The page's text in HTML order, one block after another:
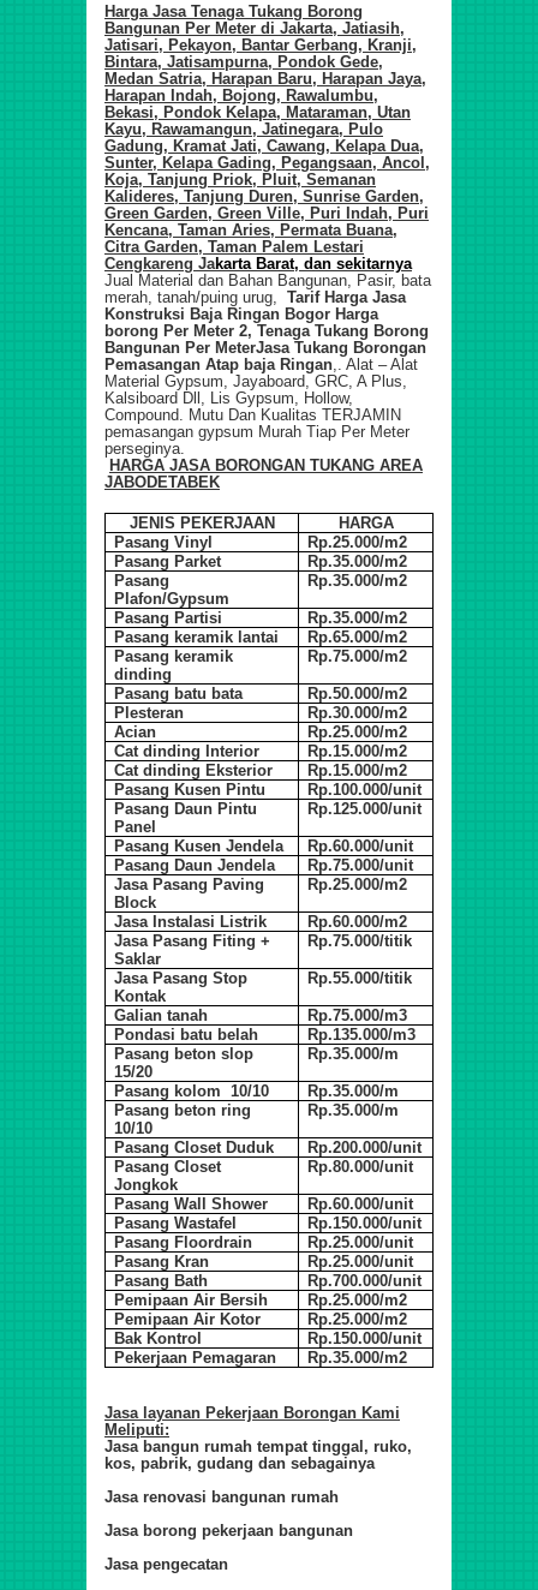
Harga Jasa Tenaga Tukang Borong
Bangunan Per Meter di Jakarta, Jatiasih,
Jatisari, Pekayon, Bantar Gerbang, Kranji,
Bintara, Jatisampurna, Pondok Gede,
Medan Satria, Harapan Baru, Harapan Jaya,
Harapan Indah, Bojong, Rawalumbu,
Bekasi, Pondok Kelapa, Mataraman, Utan
Kayu, Rawamangun, Jatinegara, Pulo
Gadung, Kramat Jati, Cawang, Kelapa Dua,
Sunter, Kelapa Gading, Pegangsaan, Ancol,
Koja, Tanjung Priok, Pluit, Semanan
Kalideres, Tanjung Duren, Sunrise Garden,
Green Garden, Green Ville, Puri Indah, Puri
Kencana, Taman Aries, Permata Buana,
Citra Garden, Taman Palem Lestari
Cengkareng Jakarta Barat, dan sekitarnya
Jual Material dan Bahan Bangunan, Pasir, bata
merah, tanah/puing urug, Tarif Harga Jasa
Konstruksi Baja Ringan Bogor Harga
borong Per Meter 2, Tenaga Tukang Borong
Bangunan Per MeterJasa Tukang Borongan
Pemasangan Atap baja Ringan
Alat – Alat
Material Gypsum, Jayaboard, GRC, A Plus,
Kalsiboard Dll, Lis Gypsum, Hollow,
Compound. Mutu Dan Kualitas TERJAMIN
pemasangan gypsum Murah Tiap Per Meter
perseginya.
HARGA JASA BORONGAN TUKANG AREA
JABODETABEK
JENIS PEKERJAAN
HARGA
Pasang Vinyl
Rp.25.000/m2
Pasang Parket
Rp.35.000/m2
Pasang
Plafon/Gypsum
Rp.35.000/m2
Pasang Partisi
Rp.35.000/m2
Pasang keramik lantai
Rp.65.000/m2
Pasang keramik
dinding
Rp.75.000/m2
Pasang batu bata
Rp.50.000/m2
Plesteran
Rp.30.000/m2
Acian
Rp.25.000/m2
Cat dinding Interior
Rp.15.000/m2
Cat dinding Eksterior
Rp.15.000/m2
Pasang Kusen Pintu
Rp.100.000/unit
Pasang Daun Pintu
Panel
Rp.125.000/unit
Pasang Kusen Jendela
Rp.60.000/unit
Pasang Daun Jendela
Rp.75.000/unit
Jasa Pasang Paving
Block
Rp.25.000/m2
Jasa Instalasi Listrik
Rp.60.000/m2
Jasa Pasang Fiting +
Saklar
Rp.75.000/titik
Jasa Pasang Stop
Kontak
Rp.55.000/titik
Galian tanah
Rp.75.000/m3
Pondasi batu belah
Rp.135.000/m3
Pasang beton slop
15/20
Rp.35.000/m
Pasang kolom 10/10
Rp.35.000/m
Pasang beton ring
10/10
Rp.35.000/m
Pasang Closet Duduk
Rp.200.000/unit
Pasang Closet
Jongkok
Rp.80.000/unit
Pasang Wall Shower
Rp.60.000/unit
Pasang Wastafel
Rp.150.000/unit
Pasang Floordrain
Rp.25.000/unit
Pasang Kran
Rp.25.000/unit
Pasang Bath
Rp.700.000/unit
Pemipaan Air Bersih
Rp.25.000/m2
Pemipaan Air Kotor
Rp.25.000/m2
Bak Kontrol
Rp.150.000/unit
Pekerjaan Pemagaran
Rp.35.000/m2
Jasa layanan Pekerjaan Borongan Kami
Meliputi:
Jasa bangun rumah tempat tinggal, ruko,
kos, pabrik, gudang dan sebagainya
Jasa renovasi bangunan rumah
Jasa borong pekerjaan bangunan
Jasa pengecatan